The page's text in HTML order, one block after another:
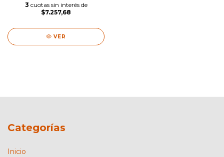
3 cuotas sin interés de
$7.257,68
VER
Categorías
Inicio